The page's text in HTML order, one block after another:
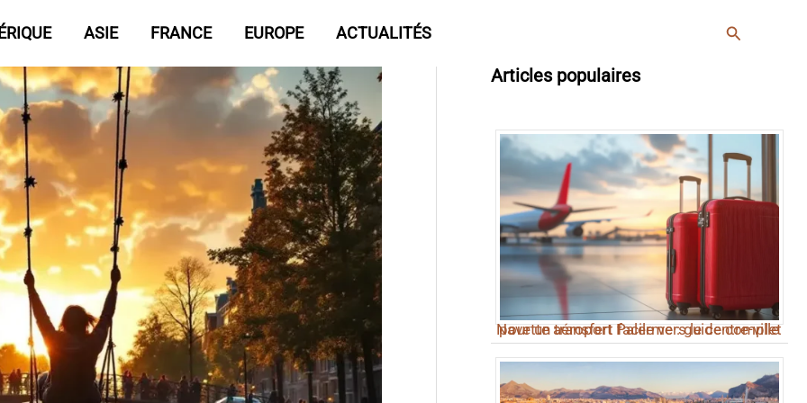
ASIE FRANCE EUROPE ACTUALITÉS Rechercher
Articles populaires
Navette aéroport Palerme : guide complet pour un transfert facile vers le centre-ville